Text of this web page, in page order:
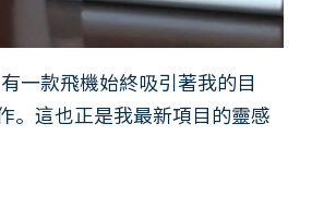
一款飛機始終吸引著我的目
。這也正是我最新項目的靈感